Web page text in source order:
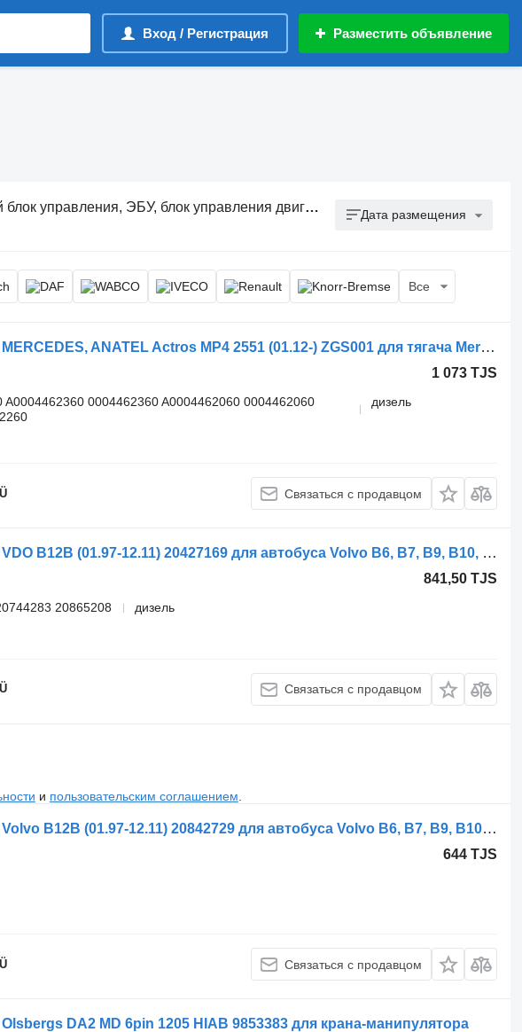
Вход / Регистрация Разместить объявление
управления, ЭБУ, блок управления двигателем Дата размещения
Все
Блок управления MERCEDES, ANATEL Actros MP4 2551 (01.12-) ZGS001 для тягача Mercedes-Benz Actros MP4 Antos Arocs (2012-)
1 073 TJS
A0004462360 0004462360 A0004462060 0004462060
дизель
Связаться с продавцом
Блок управления VDO B12B (01.97-12.11) 20427169 для автобуса Volvo B6, B7, B9, B10, B12 bus (1978-2011)
841,50 TJS
20865208
дизель
Связаться с продавцом
и пользовательским соглашением
Блок управления Volvo B12B (01.97-12.11) 20842729 для автобуса Volvo B6, B7, B9, B10, B12 bus (1978-2011)
644 TJS
Связаться с продавцом
DA2 MD 6pin 1205 HIAB 9853383 для крана-манипулятора